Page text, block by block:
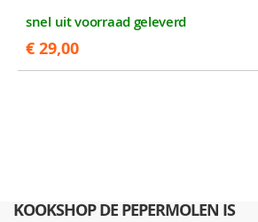
snel uit voorraad geleverd
€ 29,00
KOOKSHOP DE PEPERMOLEN IS